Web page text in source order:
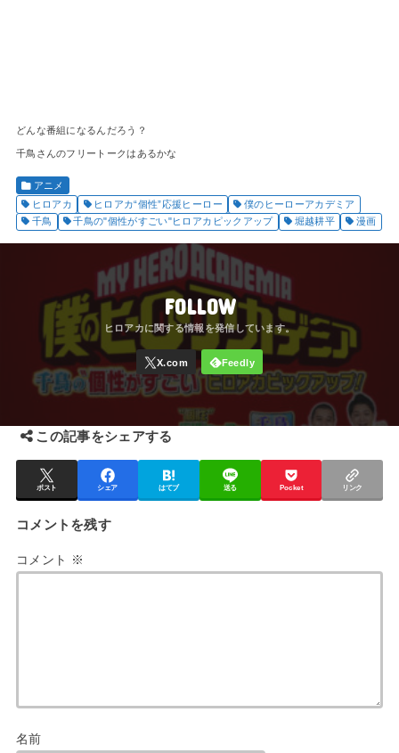
どんな番組になるんだろう？
千鳥さんのフリートークはあるかな
アニメ
ヒロアカ
ヒロアカ“個性”応援ヒーロー
僕のヒーローアカデミア
千鳥
千鳥の"個性がすごい"ヒロアカピックアップ 堀越耕平 漫画
FOLLOW
この記事をシェアする
ポスト シェア はてブ 送る Pocket リンク
コメントを残す
コメント ※
名前